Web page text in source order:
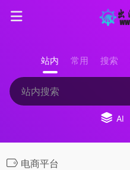
站内 常用 搜索
AI
电商平台